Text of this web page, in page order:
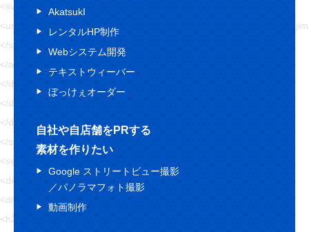
AkatsukI
レンタルHP制作
Webシステム開発
テキストウィーバー
ぼっけぇオーダー
自社や自店舗をPRする
素材を作りたい
Google ストリートビュー撮影
／パノラマフォト撮影
動画制作
<svg>
<use xlink:href="https://hajimecreate.com/wp-content/themes/wp-
</svg>
</a>
</div>
</div>
</div>
</section>
<section class="topBlog">
<div class="topBlog-head">
<div class="Ttl1 topBlog-ttl">
<h2 class="Ttl1-txt fz32 fw6 blue4 topBlog-ttl--txt sfz16">